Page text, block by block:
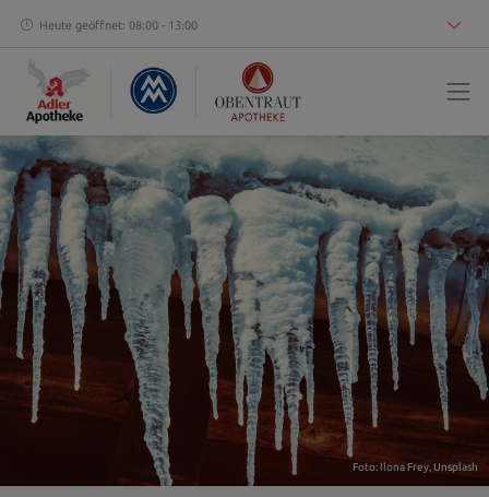
Heute geöffnet: 08:00 - 13:00
Foto: Ilona Frey Unsplash